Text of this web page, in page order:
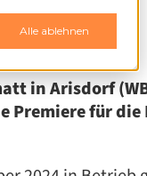
Alle ablehnen
in Arisdorf
für